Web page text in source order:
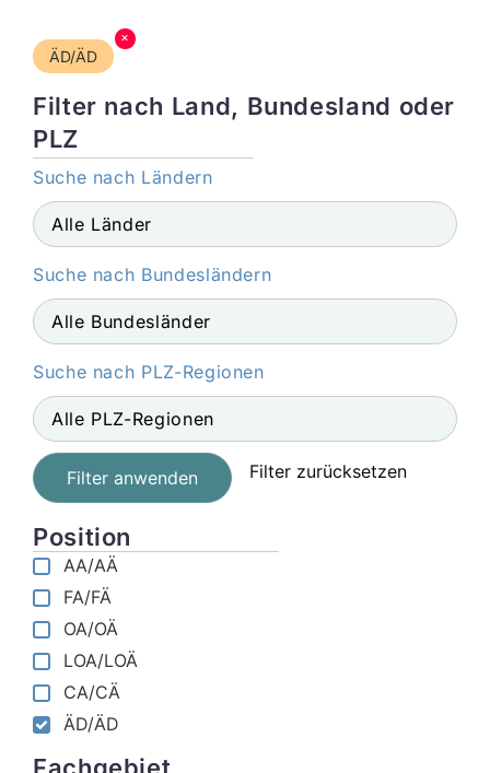
ÄD/ÄD
×
Filter nach Land, Bundesland oder
PLZ
Suche nach Ländern
Suche nach Bundesländern
Suche nach PLZ-Regionen
Filter anwenden Filter zurücksetzen
Position
AA/AÄ
FA/FÄ
OA/OÄ
LOA/LOÄ
CA/CÄ
ÄD/ÄD